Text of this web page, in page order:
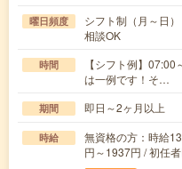
曜日頻度
シフト制（月～日
相談OK
時間
【シフト例】
は一例です！そ…
期間 即日～2ヶ月以上
時給
無資格の方：時給
円～1937円 / 初任